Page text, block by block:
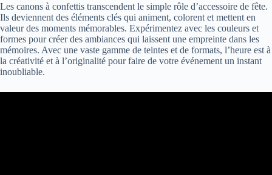
Les canons à confettis transcendent le simple rôle d’accessoire de fête.
Ils deviennent des éléments clés qui animent, colorent et mettent en
valeur des moments mémorables. Expérimentez avec les couleurs et
formes pour créer des ambiances qui laissent une empreinte dans les
mémoires. Avec une vaste gamme de teintes et de formats, l’heure est à
la créativité et à l’originalité pour faire de votre événement un instant
inoubliable.